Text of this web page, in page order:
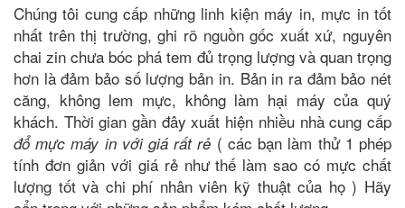
Chúng tôi cung cấp những linh kiện máy in, mực in tốt
nhất trên thị trường, ghi rõ nguồn gốc xuất xứ, nguyên
chai zin chưa bóc phá tem đủ trọng lượng và quan trọng
hơn là đảm bảo số lượng bản in. Bản in ra đảm bảo nét
căng, không lem mực, không làm hại máy của quý
khách. Thời gian gần đây xuất hiện nhiều nhà cung cấp
đổ mực máy in với giá rất rẻ ( các bạn làm thử 1 phép
tính đơn giản với giá rẻ như thế làm sao có mực chất
lượng tốt và chi phí nhân viên kỹ thuật của họ ) Hãy